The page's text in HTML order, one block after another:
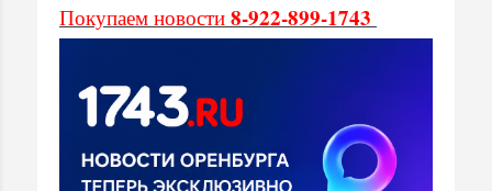
Покупаем новости 8-922-899-1743